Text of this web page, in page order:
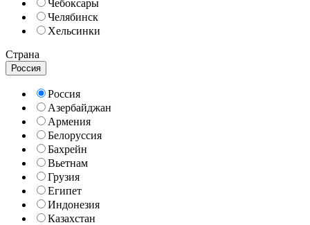
Чебоксары
Челябинск
Хельсинки
Страна
Россия
Россия
Азербайджан
Армения
Белоруссия
Бахрейн
Вьетнам
Грузия
Египет
Индонезия
Казахстан